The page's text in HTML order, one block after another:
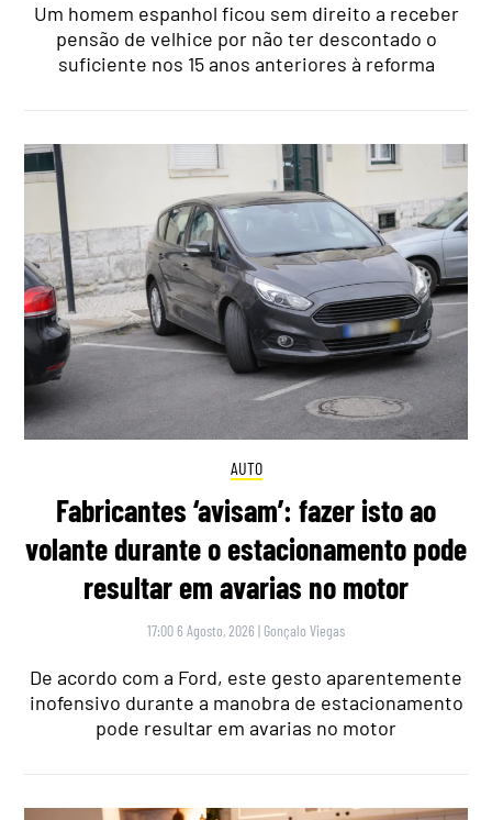
Um homem espanhol ficou sem direito a receber
pensão de velhice por não ter descontado o
suficiente nos 15 anos anteriores à reforma
AUTO
Fabricantes ‘avisam’: fazer isto ao
volante durante o estacionamento pode
resultar em avarias no motor
17:00 6 Agosto, 2026 | Gonçalo Viegas
De acordo com a Ford, este gesto aparentemente
inofensivo durante a manobra de estacionamento
pode resultar em avarias no motor